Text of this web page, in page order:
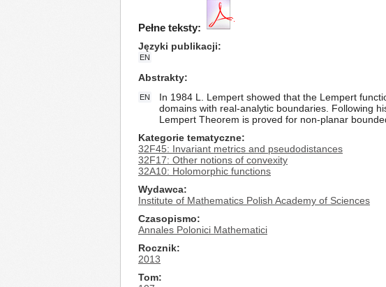
Pełne teksty:
Języki publikacji
EN
Abstrakty
EN
In 1984 L. Lempert showed that the Lempert
domains with real-analytic boundaries. Following
Lempert Theorem is proved for non-planar
Kategorie tematyczne
32F45: Invariant metrics and pseudodistances
32F17: Other notions of convexity
32A10: Holomorphic functions
Wydawca
Institute of Mathematics Polish Academy of Sciences
Czasopismo
Annales Polonici Mathematici
Rocznik
2013
Tom